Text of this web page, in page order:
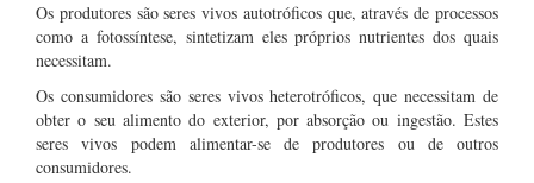
Os produtores são seres vivos autotróficos que, através de processos
como a fotossíntese, sintetizam eles próprios nutrientes dos quais
necessitam.
Os consumidores são seres vivos heterotróficos, que necessitam de
obter o seu alimento do exterior, por absorção ou ingestão. Estes
seres vivos podem alimentar-se de produtores ou de outros
consumidores.